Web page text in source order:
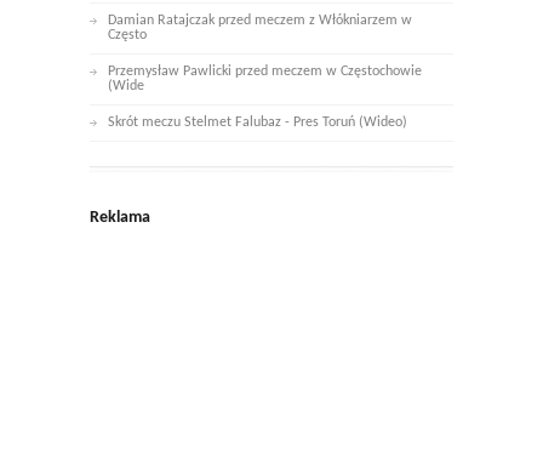
Damian Ratajczak przed meczem z Włókniarzem w
Często
Przemysław Pawlicki przed meczem w Częstochowie
(Wide
Skrót meczu Stelmet Falubaz - Pres Toruń (Wideo)
Reklama